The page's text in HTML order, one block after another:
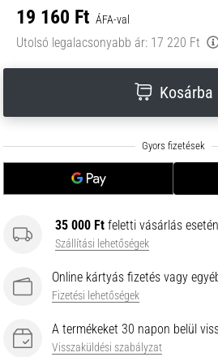
19 160 Ft ÁFA-val
Utolsó legalacsonyabb ár: 17 220 Ft
Kosárba
35 000 Ft feletti vásárlás
Szállítási lehetőségek
Online kártyás fizetés vagy
Fizetési lehetőségek
A termékeket 30 napon belül
Visszaküldési szabályzat